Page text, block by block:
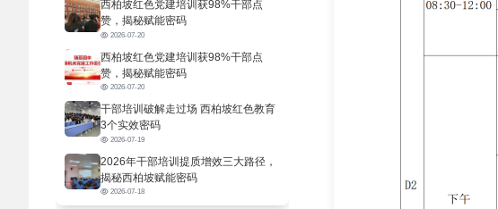
西柏坡红色党建培训获98%干部点
赞，揭秘赋能密码
2026-07-20
西柏坡红色党建培训获98%干部点
赞，揭秘赋能密码
2026-07-20
干部培训破解走过场 西柏坡红色教育
3个实效密码
2026-07-19
2026年干部培训提质增效三大路径，
揭秘西柏坡赋能密码
2026-07-18